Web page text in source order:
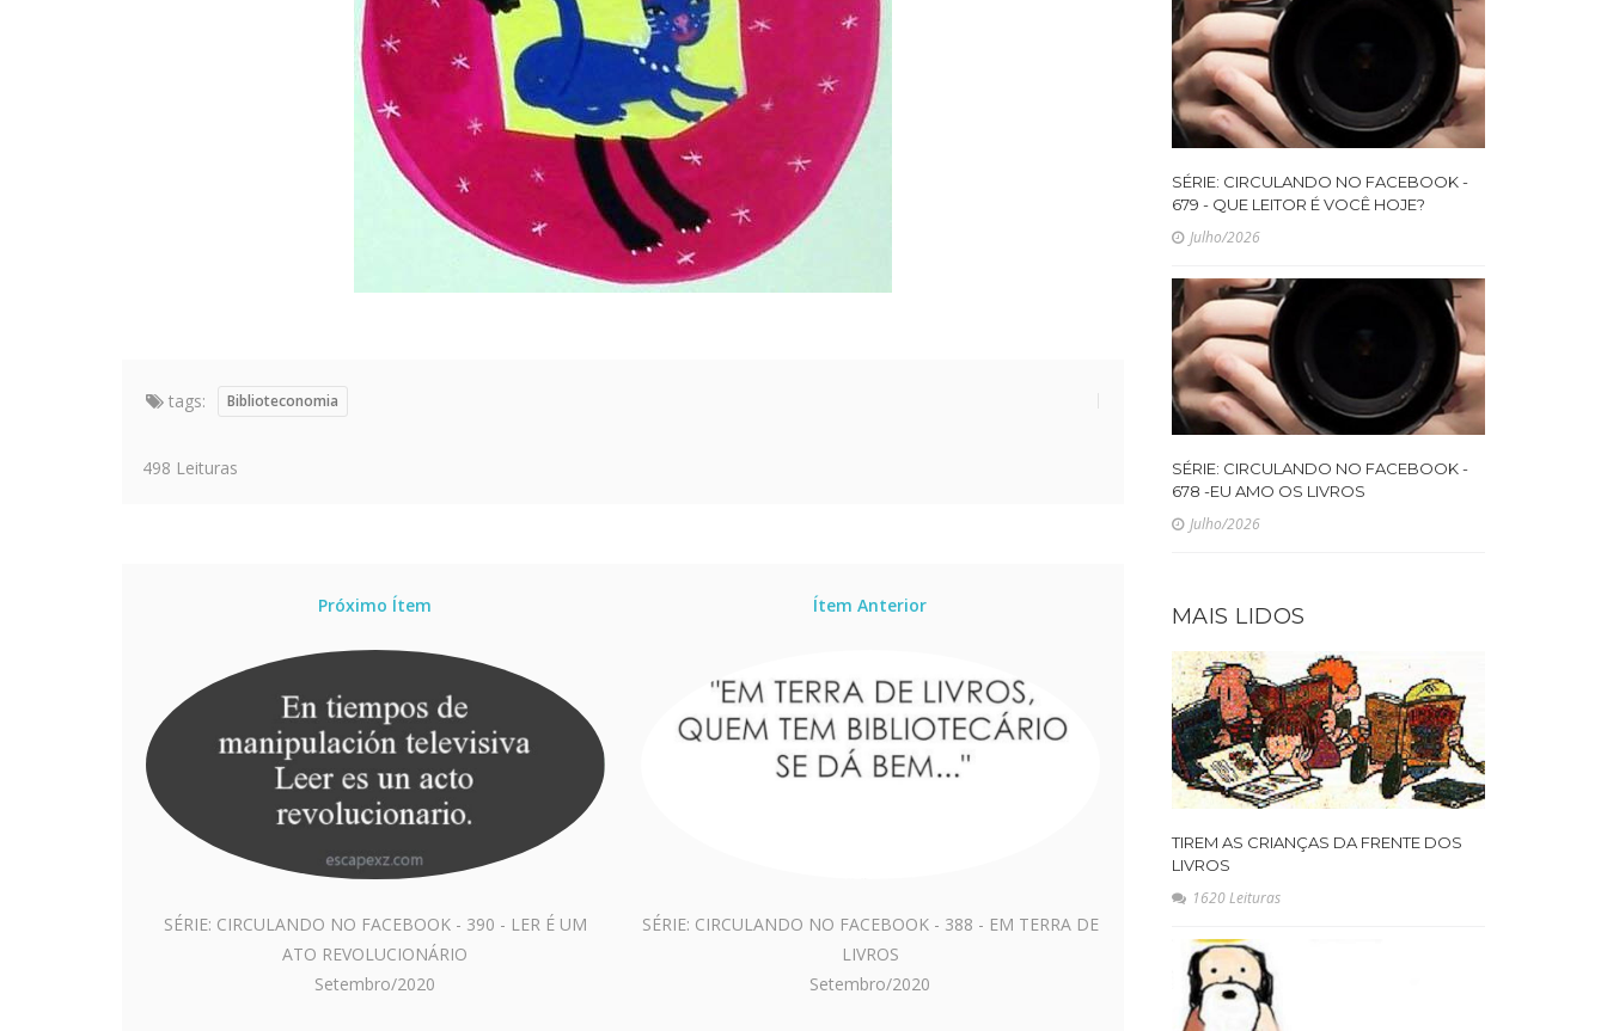
tags: Biblioteconomia
498 Leituras
Próximo Ítem
SÉRIE: CIRCULANDO NO FACEBOOK - 390 - LER É UM
ATO REVOLUCIONÁRIO
Setembro/2020
Ítem Anterior
SÉRIE: CIRCULANDO NO FACEBOOK - 388 - EM TERRA DE
LIVROS
Setembro/2020
SÉRIE: CIRCULANDO NO FACEBOOK -
679 - QUE LEITOR É VOCÊ HOJE?
Julho/2026
SÉRIE: CIRCULANDO NO FACEBOOK -
678 -EU AMO OS LIVROS
Julho/2026
MAIS LIDOS
TIREM AS CRIANÇAS DA FRENTE DOS
LIVROS
1620 Leituras